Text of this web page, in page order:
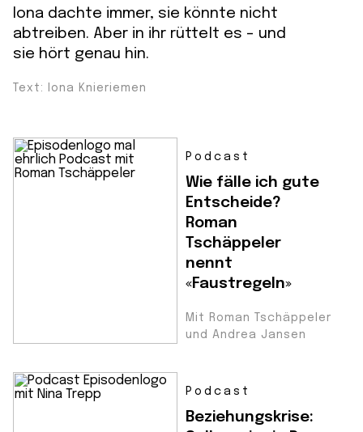
Iona dachte immer, sie könnte nicht
abtreiben. Aber in ihr rüttelt es - und
sie hört genau hin.
Text: Iona Knieriemen
Podcast
Wie fälle ich gute
Entscheide?
Roman
Tschäppeler
nennt
«Faustregeln»
Mit Roman Tschäppeler
und Andrea Jansen
Podcast
Beziehungskrise: